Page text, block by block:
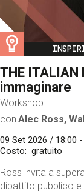
Image
THE ITALIAN
immaginare
Workshop
con Alec Ross,
09 Set 2026 / 18:00 -
Costo
gratuito
Ross invita a
dibattito pubblico e